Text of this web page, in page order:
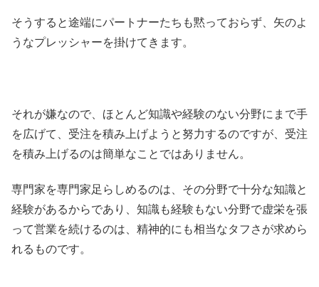
そうすると途端にパートナーたちも黙っておらず、矢のよ
うなプレッシャーを掛けてきます。
それが嫌なので、ほとんど知識や経験のない分野にまで手
を広げて、受注を積み上げようと努力するのですが、受注
を積み上げるのは簡単なことではありません。
専門家を専門家足らしめるのは、その分野で十分な知識と
経験があるからであり、知識も経験もない分野で虚栄を張
って営業を続けるのは、精神的にも相当なタフさが求めら
れるものです。